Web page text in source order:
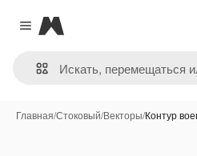
Close menu
Magnific
Главная/Стоковый/Векторы/Контур